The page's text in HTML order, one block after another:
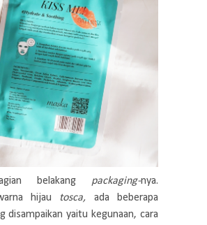
belakang packaging-nya.
hijau
tosca, ada beberapa
disampaikan yaitu kegunaan, cara